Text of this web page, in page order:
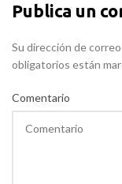
Publica un
Su dirección de
obligatorios están
Comentario